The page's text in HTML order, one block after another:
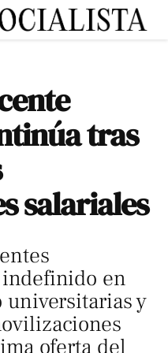
tras
salariales
en
universitarias y
oferta del